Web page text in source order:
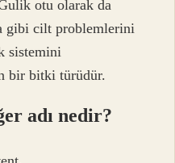
otu olarak da
gibi cilt problemlerini
sistemini
bir bitki türüdür.
adı nedir?